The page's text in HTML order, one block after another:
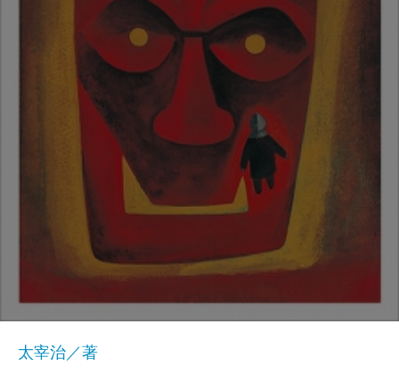
太宰治／著